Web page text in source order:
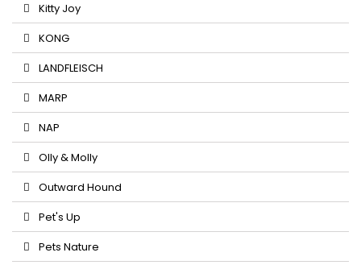
Kitty Joy
KONG
LANDFLEISCH
MARP
NAP
Olly & Molly
Outward Hound
Pet's Up
Pets Nature